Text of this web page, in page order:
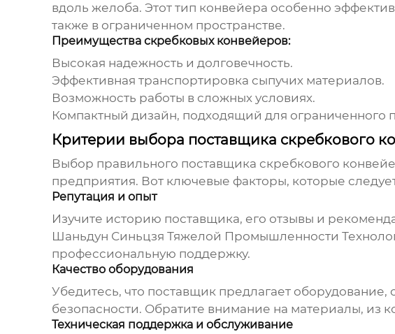
вдоль желоба. Этот тип конвейера особенно
также в ограниченном пространстве.
Преимущества скребковых конвейеров:
Высокая надежность и долговечность.
Эффективная транспортировка сыпучих материалов.
Возможность работы в сложных условиях.
Компактный дизайн, подходящий для ограниченного
Критерии выбора поставщика скребкового
Выбор правильного поставщика скребкового
предприятия. Вот ключевые факторы, которые
Репутация и опыт
Изучите историю поставщика, его отзывы и
Шаньдун Синьцзя Тяжелой Промышленности
профессиональную поддержку.
Качество оборудования
Убедитесь, что поставщик предлагает
безопасности. Обратите внимание на материалы, из
Техническая поддержка и обслуживание